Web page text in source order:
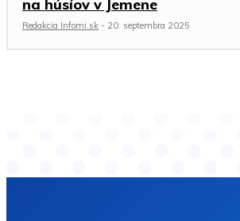
na húsíov v Jemene
Redakcia Infomi.sk - 20. septembra 2025